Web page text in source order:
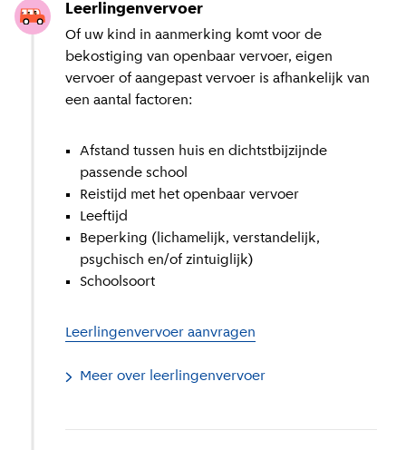
Leerlingenvervoer
Of uw kind in aanmerking komt voor de
bekostiging van openbaar vervoer, eigen
vervoer of aangepast vervoer is afhankelijk van
een aantal factoren:
Afstand tussen huis en dichtstbijzijnde
passende school
Reistijd met het openbaar vervoer
Leeftijd
Beperking (lichamelijk, verstandelijk,
psychisch en/of zintuiglijk)
Schoolsoort
Leerlingenvervoer aanvragen
Meer over leerlingenvervoer